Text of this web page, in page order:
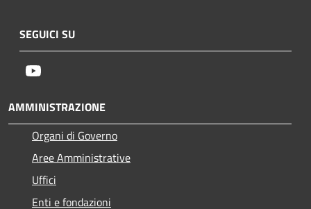
SEGUICI SU
AMMINISTRAZIONE
Organi di Governo
Aree Amministrative
Uffici
Enti e fondazioni